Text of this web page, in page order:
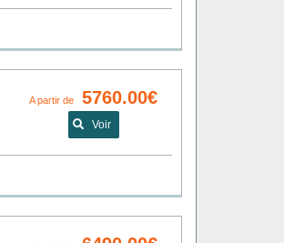
A partir de5760.00€
Voir